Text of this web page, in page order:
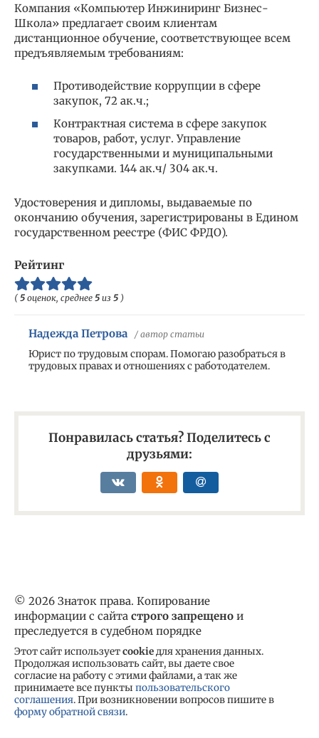
Компания «Компьютер Инжиниринг Бизнес-
Школа» предлагает своим клиентам
дистанционное обучение, соответствующее всем
предъявляемым требованиям:
Противодействие коррупции в сфере
закупок, 72 ак.ч.;
Контрактная система в сфере закупок
товаров, работ, услуг. Управление
государственными и муниципальными
закупками. 144 ак.ч/ 304 ак.ч.
Удостоверения и дипломы, выдаваемые по
окончанию обучения, зарегистрированы в Едином
государственном реестре (ФИС ФРДО).
Рейтинг
( 5 оценок, среднее 5 из 5 )
Надежда Петрова / автор статьи
Юрист по трудовым спорам. Помогаю разобраться в
трудовых правах и отношениях с работодателем.
Понравилась статья? Поделитесь с
друзьями:
© 2026 Знаток права. Копирование
информации с сайта строго запрещено и
преследуется в судебном порядке
Этот сайт используетcookieдля хранения данных.
Продолжая использовать сайт, вы даете свое
согласие на работу с этими файлами, а так же
принимаете все пункты пользовательского
соглашения. При возникновении вопросов пишите в
форму обратной связи.